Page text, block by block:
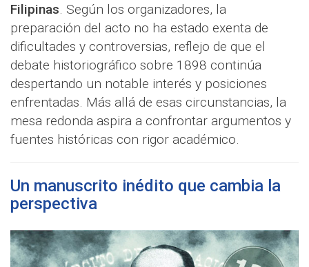
Filipinas. Según los organizadores, la
preparación del acto no ha estado exenta de
dificultades y controversias, reflejo de que el
debate historiográfico sobre 1898 continúa
despertando un notable interés y posiciones
enfrentadas. Más allá de esas circunstancias, la
mesa redonda aspira a confrontar argumentos y
fuentes históricas con rigor académico.
Un manuscrito inédito que cambia la
perspectiva